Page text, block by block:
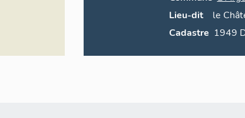
Lieu-dit
le
Cadastre